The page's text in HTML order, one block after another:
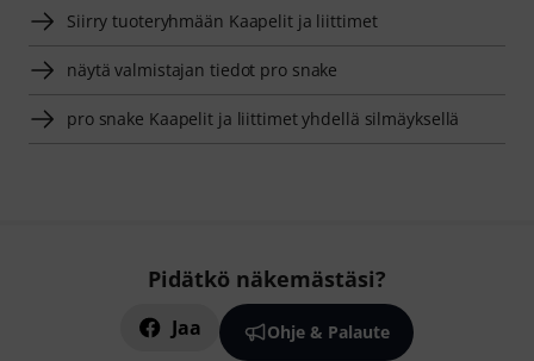
Siirry tuoteryhmään Kaapelit ja liittimet
näytä valmistajan tiedot pro snake
pro snake Kaapelit ja liittimet yhdellä silmäyksellä
Pidätkö näkemästäsi?
Jaa Ohje & Palaute